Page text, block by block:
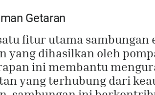
Getaran
fitur utama sambungan
yang dihasilkan oleh
ini membantu
yang terhubung dari